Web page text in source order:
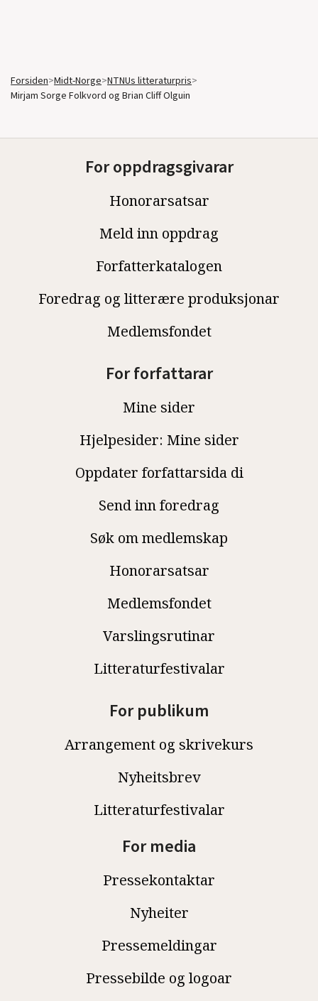
Forsiden>Midt-Norge>NTNUs litteraturpris>
Mirjam Sorge Folkvord og Brian Cliff Olguin
For oppdragsgivarar
Honorarsatsar
Meld inn oppdrag
Forfatterkatalogen
Foredrag og litterære produksjonar
Medlemsfondet
For forfattarar
Mine sider
Hjelpesider: Mine sider
Oppdater forfattarsida di
Send inn foredrag
Søk om medlemskap
Honorarsatsar
Medlemsfondet
Varslingsrutinar
Litteraturfestivalar
For publikum
Arrangement og skrivekurs
Nyheitsbrev
Litteraturfestivalar
For media
Pressekontaktar
Nyheiter
Pressemeldingar
Pressebilde og logoar